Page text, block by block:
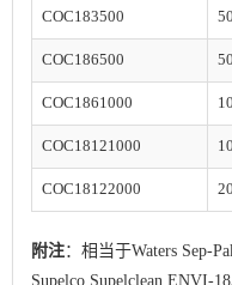
COC183500
COC186500
COC1861000
COC18121000
COC18122000
附注：相当于Waters Sep-
Supelco Supelclean ENVI-18